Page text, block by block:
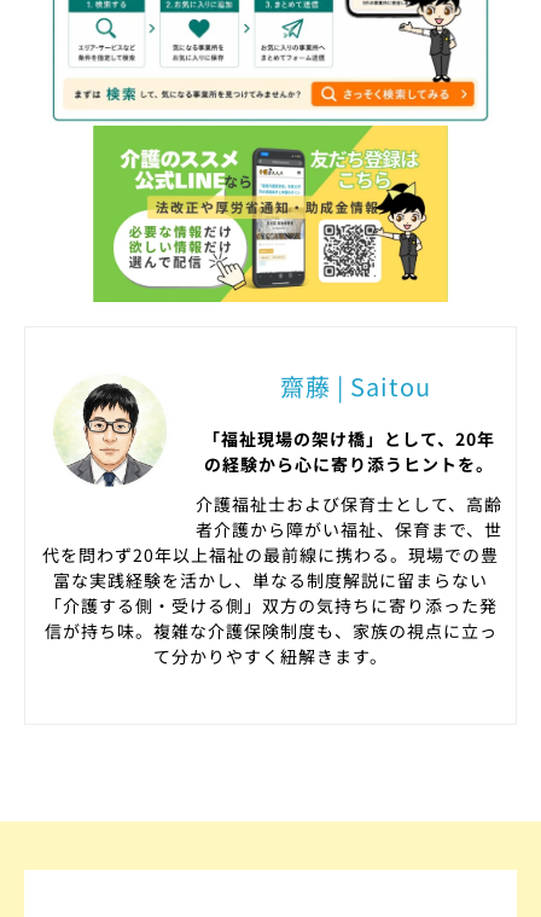
齋藤 | Saitou
「福祉現場の架け橋」として、20年
の経験から心に寄り添うヒントを。
介護福祉士および保育士として、高齢
者介護から障がい福祉、保育まで、世
代を問わず20年以上福祉の最前線に携わる。現場での豊
富な実践経験を活かし、単なる制度解説に留まらない
「介護する側・受ける側」双方の気持ちに寄り添った発
信が持ち味。複雑な介護保険制度も、家族の視点に立っ
て分かりやすく紐解きます。